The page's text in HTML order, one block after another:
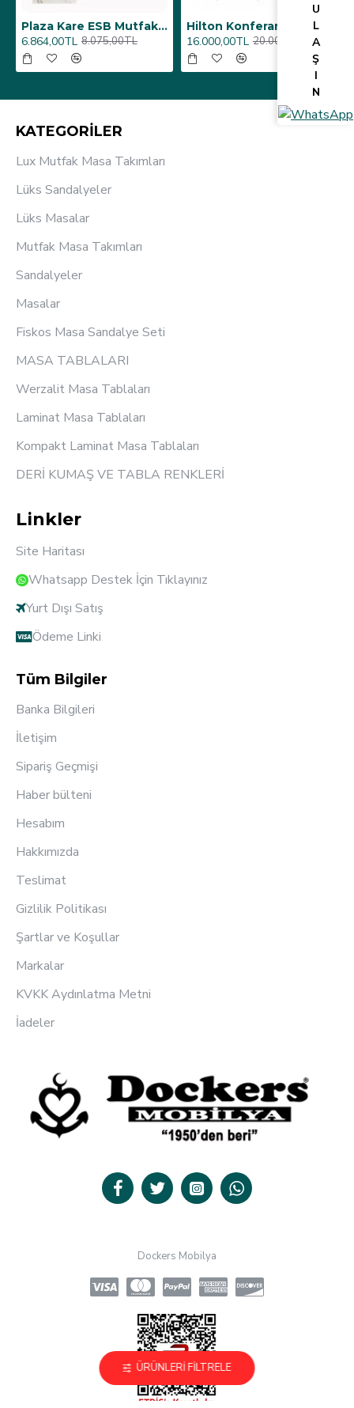
Plaza Kare ESB Mutfak Masası (Werzalit, Allzalit veya Wermodin Tablalı 80X80) - Afyon Mermer
6.864,00TL 8.075,00TL 16.000,00TL 20.000,00TL
KATEGORİLER
Lux Mutfak Masa Takımları
Lüks Sandalyeler
Lüks Masalar
Mutfak Masa Takımları
Sandalyeler
Masalar
Fiskos Masa Sandalye Seti
MASA TABLALARI
Werzalit Masa Tablaları
Laminat Masa Tablaları
Kompakt Laminat Masa Tablaları
DERİ KUMAŞ VE TABLA RENKLERİ
Linkler
Site Haritası
Whatsapp Destek İçin Tıklayınız
Yurt Dışı Satış
Ödeme Linki
Tüm Bilgiler
Banka Bilgileri
İletişim
Sipariş Geçmişi
Haber bülteni
Hesabım
Hakkımızda
Teslimat
Gizlilik Politikası
Şartlar ve Koşullar
Markalar
KVKK Aydınlatma Metni
İadeler
Dockers Mobilya
U
L
A
Ş
I
N
ÜRÜNLERI FILTRELE